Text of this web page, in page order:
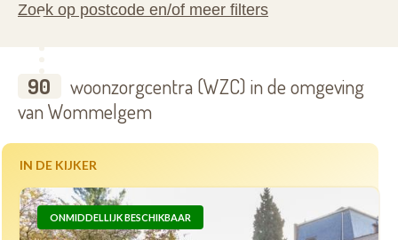
Zoek op postcode en/of meer filters
90
woonzorgcentra (WZC) in de omgeving
van Wommelgem
IN DE KIJKER
ONMIDDELLIJK BESCHIKBAAR